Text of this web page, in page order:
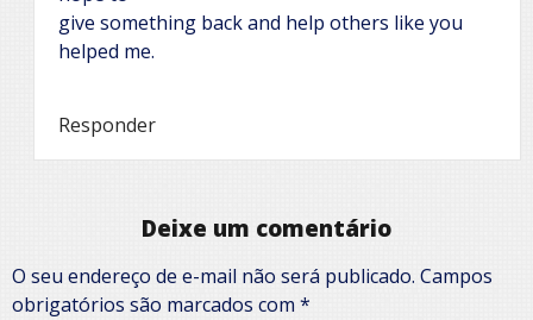
give something back and help others like you
helped me.
Responder
Deixe um comentário
O seu endereço de e-mail não será publicado. Campos
obrigatórios são marcados com *